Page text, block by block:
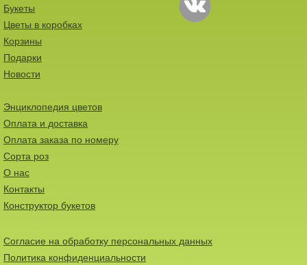
Букеты
Цветы в коробках
Корзины
Подарки
Новости
Энциклопедия цветов
Оплата и доставка
Оплата заказа по номеру
Сорта роз
О нас
Контакты
Конструктор букетов
Согласие на обработку персональных данных
Политика конфиденциальности